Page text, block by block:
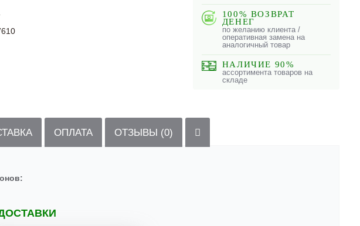
100% ВОЗВРАТ
ДЕНЕГ
по желанию клиента /
оперативная замена на
аналогичный товар
НАЛИЧИЕ 90%
ассортимента товаров на
складе
ОПЛАТА ОТЗЫВЫ (0)